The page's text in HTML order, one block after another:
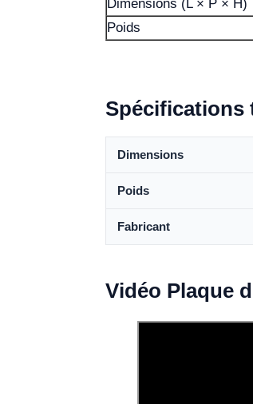
Dimensions (L × P × H)
Poids
Spécifications
Dimensions
Poids
Fabricant
Vidéo Plaque